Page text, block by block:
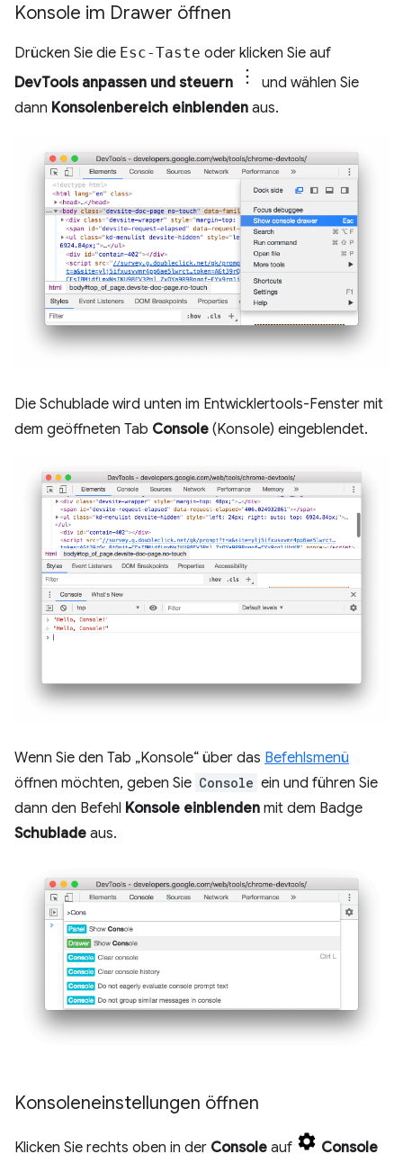
Konsole im Drawer öffnen
Drücken Sie die Esc-Taste oder klicken Sie auf
DevTools anpassen und steuern
und wählen Sie
dann Konsolenbereich einblenden aus.
Die Schublade wird unten im Entwicklertools-Fenster mit
dem geöffneten Tab Console (Konsole) eingeblendet.
Wenn Sie den Tab „Konsole“ über das Befehlsmenü
öffnen möchten, geben Sie Console ein und führen Sie
dann den Befehl Konsole einblenden mit dem Badge
Schublade aus.
Konsoleneinstellungen öffnen
Klicken Sie rechts oben in der Console auf Console